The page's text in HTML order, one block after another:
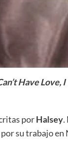
Have Love,
porHalsey.
su trabajo